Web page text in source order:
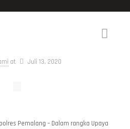
at Juli 13, 2020
Pemalang – Dalam rangka Upaya